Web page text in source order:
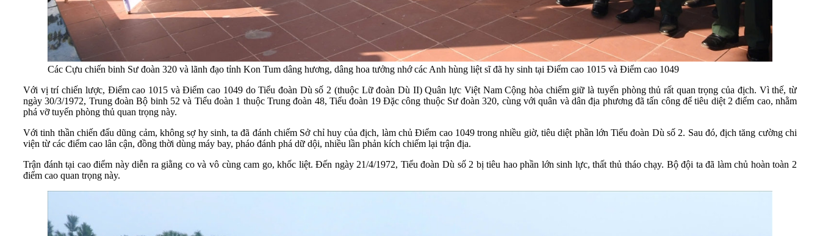
Các Cựu chiến binh Sư đoàn 320 và lãnh đạo tỉnh Kon Tum dâng hương, dâng hoa tưởng nhớ các Anh hùng liệt sĩ đã hy sinh tại Điểm cao 1015 và Điểm cao 1049
Với vị trí chiến lược, Điểm cao 1015 và Điểm cao 1049 do Tiểu đoàn Dù số 2 (thuộc Lữ đoàn Dù II) Quân lực Việt Nam Cộng hòa chiếm giữ là tuyến phòng thủ rất quan trọng của địch. Vì thế, từ
ngày 30/3/1972, Trung đoàn Bộ binh 52 và Tiểu đoàn 1 thuộc Trung đoàn 48, Tiểu đoàn 19 Đặc công thuộc Sư đoàn 320, cùng với quân và dân địa phương đã tấn công để tiêu diệt 2 điểm cao, nhằm
phá vỡ tuyến phòng thủ quan trọng này.
Với tinh thần chiến đấu dũng cảm, không sợ hy sinh, ta đã đánh chiếm Sở chỉ huy của địch, làm chủ Điểm cao 1049 trong nhiều giờ, tiêu diệt phần lớn Tiểu đoàn Dù số 2. Sau đó, địch tăng cường chi
viện từ các điểm cao lân cận, đồng thời dùng máy bay, pháo đánh phá dữ dội, nhiều lần phản kích chiếm lại trận địa.
Trận đánh tại cao điểm này diễn ra giằng co và vô cùng cam go, khốc liệt. Đến ngày 21/4/1972, Tiểu đoàn Dù số 2 bị tiêu hao phần lớn sinh lực, thất thủ tháo chạy. Bộ đội ta đã làm chủ hoàn toàn 2
điểm cao quan trọng này.